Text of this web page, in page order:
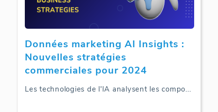
Données marketing AI Insights :
Nouvelles stratégies
commerciales pour 2024
Les technologies de l'IA analysent les compo...